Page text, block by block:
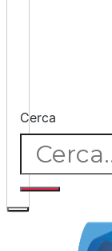
Cerca